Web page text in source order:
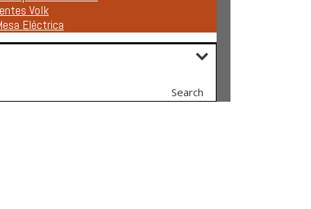
Volk
Eléctrica
Search